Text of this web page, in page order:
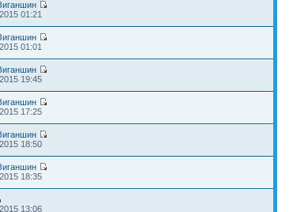
01:21
01:01
19:45
17:25
18:50
18:35
13:06